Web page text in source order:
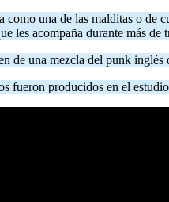
como una de las malditas o
les acompaña durante más de
de una mezcla del punk
fueron producidos en el